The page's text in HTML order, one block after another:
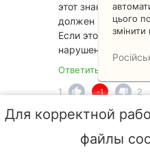
этот знак не
должен
Если этого всего
нарушением верно?
Ответить
1
-1 2
декабря 2023
цього
змінити
Для корректной
файлы